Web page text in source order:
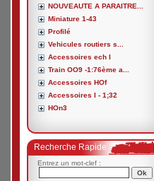
NOUVEAUTE A PARAITRE...
Miniature 1-43
Profilé
Vehicules routiers s...
Accessoires ech I
Train OO9 -1:76ème a...
Accessoires HOf
Accessoires I - 1;32
HOn3
Recherche Rapide
Entrez un mot-clef :